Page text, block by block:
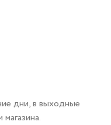
дни, в выходные